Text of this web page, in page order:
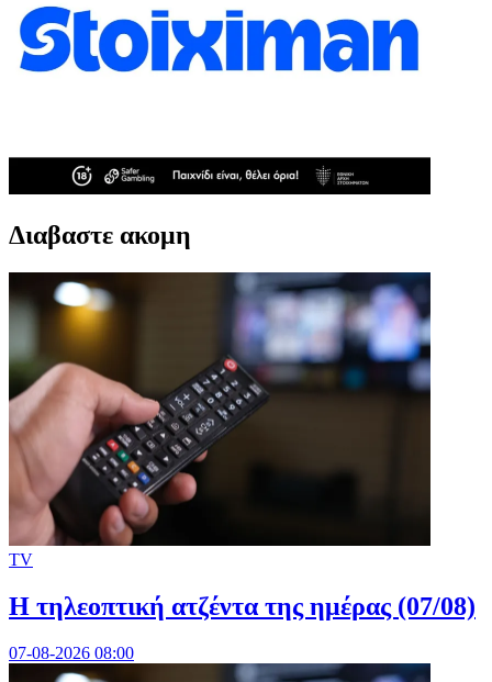
Διαβαστε ακομη
TV
Η τηλεοπτική ατζέντα της ημέρας (07/08)
07-08-2026 08:00